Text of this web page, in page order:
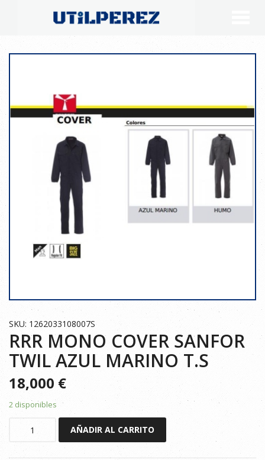
SKU: 1262033108007S
RRR MONO COVER SANFOR
TWIL AZUL MARINO T.S
18,000 €
2 disponibles
COVER
AÑADIR AL CARRITO